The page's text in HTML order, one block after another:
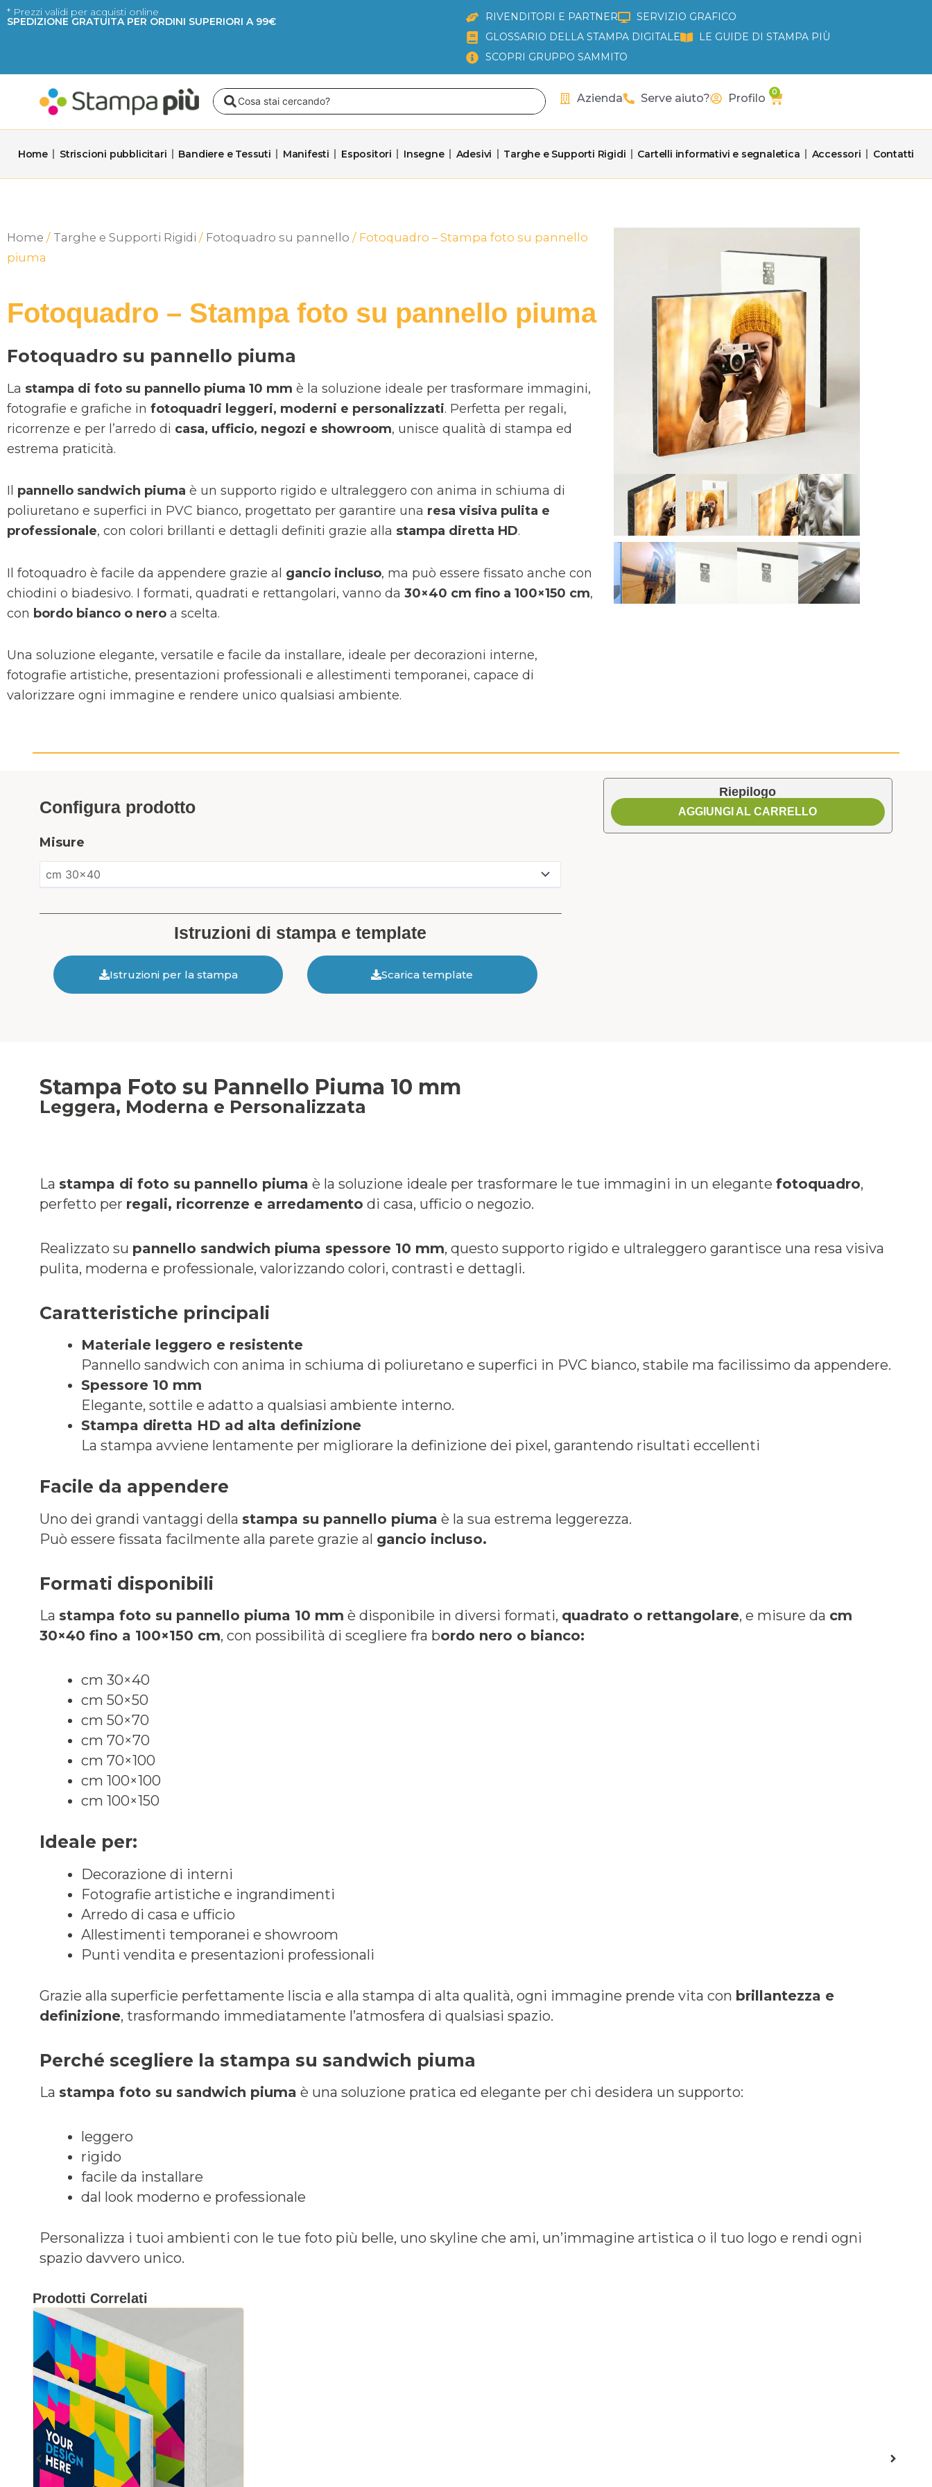
Vai
al
* Prezzi validi per acquisti online
SPEDIZIONE GRATUITA PER ORDINI SUPERIORI A 99€ RIVENDITORI E PARTNER
SERVIZIO GRAFICO
GLOSSARIO DELLA STAMPA DIGITALE
LE GUIDE DI STAMPA PIÙ
SCOPRI GRUPPO SAMMITO
Search
Azienda Serve aiuto? Profilo 0
Carrello
Home Striscioni pubblicitari Bandiere e Tessuti Manifesti Espositori Insegne Adesivi Targhe e Supporti Rigidi Cartelli informativi e segnaletica Accessori Contatti
Home / Targhe e Supporti Rigidi / Fotoquadro su pannello / Fotoquadro – Stampa foto su pannello
piuma
Fotoquadro – Stampa foto su pannello piuma
Fotoquadro su pannello piuma
La stampa di foto su pannello piuma 10 mm è la soluzione ideale per trasformare immagini,
fotografie e grafiche in fotoquadri leggeri, moderni e personalizzati. Perfetta per regali,
ricorrenze e per l’arredo di casa, ufficio, negozi e showroom, unisce qualità di stampa ed
estrema praticità.
Il pannello sandwich piuma è un supporto rigido e ultraleggero con anima in schiuma di
poliuretano e superfici in PVC bianco, progettato per garantire una resa visiva pulita e
professionale, con colori brillanti e dettagli definiti grazie alla stampa diretta HD.
Il fotoquadro è facile da appendere grazie al gancio incluso, ma può essere fissato anche con
chiodini o biadesivo. I formati, quadrati e rettangolari, vanno da 30×40 cm fino a 100×150 cm,
con bordo bianco o nero a scelta.
Una soluzione elegante, versatile e facile da installare, ideale per decorazioni interne,
fotografie artistiche, presentazioni professionali e allestimenti temporanei, capace di
valorizzare ogni immagine e rendere unico qualsiasi ambiente.
Configura prodotto
Misure
Istruzioni di stampa e template
Istruzioni per la stampa Scarica template
Riepilogo
AGGIUNGI AL CARRELLO
Stampa Foto su Pannello Piuma 10 mm
Leggera, Moderna e Personalizzata
La stampa di foto su pannello piuma è la soluzione ideale per trasformare le tue immagini in un elegante fotoquadro,
perfetto per regali, ricorrenze e arredamento di casa, ufficio o negozio.
Realizzato su pannello sandwich piuma spessore 10 mm, questo supporto rigido e ultraleggero garantisce una resa visiva
pulita, moderna e professionale, valorizzando colori, contrasti e dettagli.
Caratteristiche principali
Materiale leggero e resistente
Pannello sandwich con anima in schiuma di poliuretano e superfici in PVC bianco, stabile ma facilissimo da appendere.
Spessore 10 mm
Elegante, sottile e adatto a qualsiasi ambiente interno.
Stampa diretta HD ad alta definizione
La stampa avviene lentamente per migliorare la definizione dei pixel, garantendo risultati eccellenti
Facile da appendere
Uno dei grandi vantaggi della stampa su pannello piuma è la sua estrema leggerezza.
Può essere fissata facilmente alla parete grazie al gancio incluso.
Formati disponibili
La stampa foto su pannello piuma 10 mm è disponibile in diversi formati, quadrato o rettangolare, e misure da cm
30×40 fino a 100×150 cm, con possibilità di scegliere fra bordo nero o bianco:
cm 30×40
cm 50×50
cm 50×70
cm 70×70
cm 70×100
cm 100×100
cm 100×150
Ideale per:
Decorazione di interni
Fotografie artistiche e ingrandimenti
Arredo di casa e ufficio
Allestimenti temporanei e showroom
Punti vendita e presentazioni professionali
Grazie alla superficie perfettamente liscia e alla stampa di alta qualità, ogni immagine prende vita con brillantezza e
definizione, trasformando immediatamente l’atmosfera di qualsiasi spazio.
Perché scegliere la stampa su sandwich piuma
La stampa foto su sandwich piuma è una soluzione pratica ed elegante per chi desidera un supporto:
leggero
rigido
facile da installare
dal look moderno e professionale
Personalizza i tuoi ambienti con le tue foto più belle, uno skyline che ami, un’immagine artistica o il tuo logo e rendi ogni
spazio davvero unico.
Prodotti Correlati